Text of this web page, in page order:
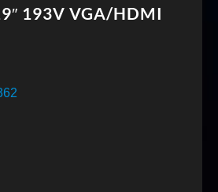
193V VGA/HDMI